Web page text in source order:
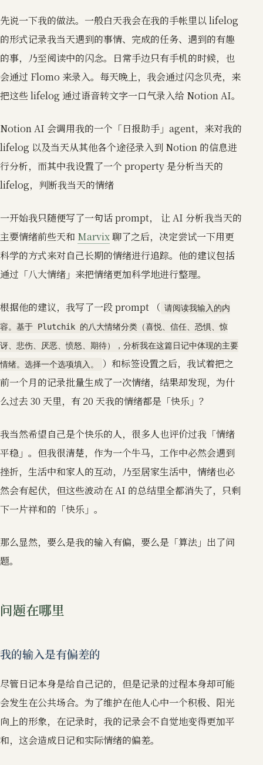
先说一下我的做法。一般白天我会在我的手帐里以 lifelog
的形式记录我当天遇到的事情、完成的任务、遇到的有趣
的事，乃至阅读中的闪念。日常手边只有手机的时候，也
会通过 Flomo 来录入。每天晚上，我会通过闪念贝壳，来
把这些 lifelog 通过语音转文字一口气录入给 Notion AI。
Notion AI 会调用我的一个「日报助手」agent，来对我的
lifelog 以及当天从其他各个途径录入到 Notion 的信息进
行分析，而其中我设置了一个 property 是分析当天的
lifelog，判断我当天的情绪
一开始我只随便写了一句话 prompt， 让 AI 分析我当天的
主要情绪前些天和 Marvix聊了之后，决定尝试一下用更
科学的方式来对自己长期的情绪进行追踪。他的建议包括
通过「八大情绪」来把情绪更加科学地进行整理。
根据他的建议，我写了一段 prompt （ 请阅读我输入的内
容。基于 Plutchik 的八大情绪分类（喜悦、信任、恐惧、惊
讶、悲伤、厌恶、愤怒、期待），分析我在这篇日记中体现的主要
情绪。选择一个选项填入。
）和标签设置之后，我试着把之
前一个月的记录批量生成了一次情绪，结果却发现，为什
么过去 30 天里，有 20 天我的情绪都是「快乐」？
我当然希望自己是个快乐的人，很多人也评价过我「情绪
平稳」。但我很清楚，作为一个牛马，工作中必然会遇到
挫折，生活中和家人的互动，乃至居家生活中，情绪也必
然会有起伏，但这些波动在 AI 的总结里全都消失了，只剩
下一片祥和的「快乐」。
那么显然，要么是我的输入有偏，要么是「算法」出了问
题。
问题在哪里
我的输入是有偏差的
尽管日记本身是给自己记的，但是记录的过程本身却可能
会发生在公共场合。为了维护在他人心中一个积极、阳光
向上的形象，在记录时，我的记录会不自觉地变得更加平
和，这会造成日记和实际情绪的偏差。